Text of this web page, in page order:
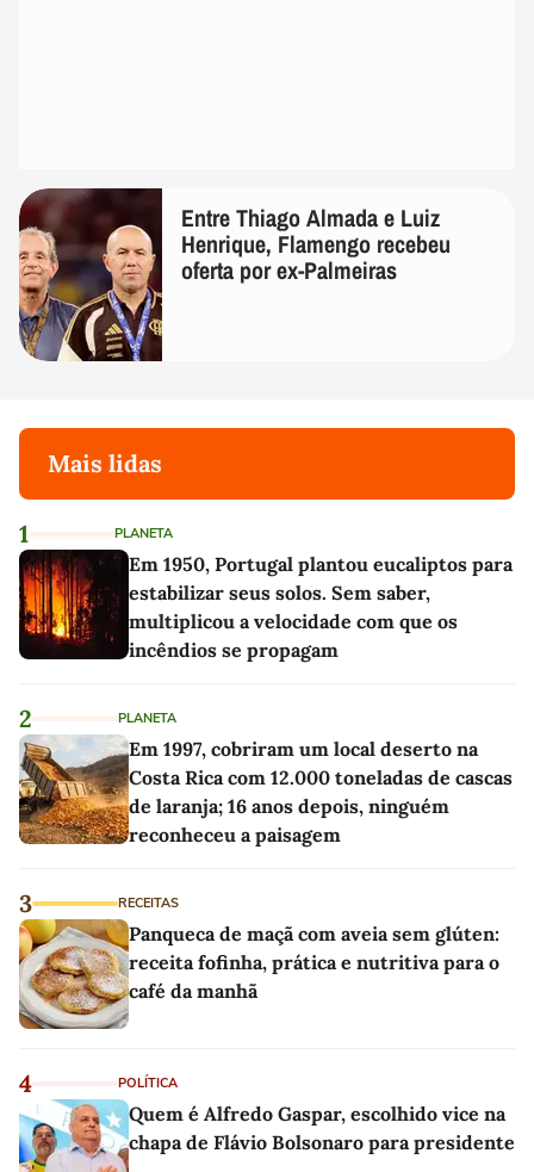
Entre Thiago Almada e Luiz
Henrique, Flamengo recebeu
oferta por ex-Palmeiras
Mais lidas
1 PLANETA
Em 1950, Portugal plantou eucaliptos para
estabilizar seus solos. Sem saber,
multiplicou a velocidade com que os
incêndios se propagam
2 PLANETA
Em 1997, cobriram um local deserto na
Costa Rica com 12.000 toneladas de cascas
de laranja; 16 anos depois, ninguém
reconheceu a paisagem
3 RECEITAS
Panqueca de maçã com aveia sem glúten:
receita fofinha, prática e nutritiva para o
café da manhã
4 POLÍTICA
Quem é Alfredo Gaspar, escolhido vice na
chapa de Flávio Bolsonaro para presidente